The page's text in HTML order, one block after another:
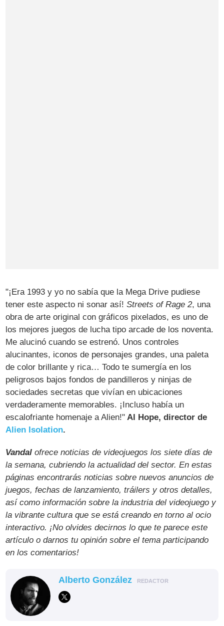
"¡Era 1993 y yo no sabía que la Mega Drive pudiese
tener este aspecto ni sonar así!Streets of Rage 2, una
obra de arte original con gráficos pixelados, es uno de
los mejores juegos de lucha tipo arcade de los noventa.
Me alucinó cuando se estrenó. Unos controles
alucinantes, iconos de personajes grandes, una paleta
de color brillante y rica… Todo te sumergía en los
peligrosos bajos fondos de pandilleros y ninjas de
sociedades secretas que vivían en ubicaciones
verdaderamente memorables. ¡Incluso había un
escalofriante homenaje a Alien!" Al Hope, director de
Alien Isolation.
Vandal ofrece noticias de videojuegos los siete días de
la semana, cubriendo la actualidad del sector. En estas
páginas encontrarás noticias sobre nuevos anuncios de
juegos, fechas de lanzamiento, tráilers y otros detalles,
así como información sobre la industria del videojuego y
la vibrante cultura que se está creando en torno al ocio
interactivo. ¡No olvides decirnos lo que te parece este
artículo o darnos tu opinión sobre el tema participando
en los comentarios!
Alberto González REDACTOR